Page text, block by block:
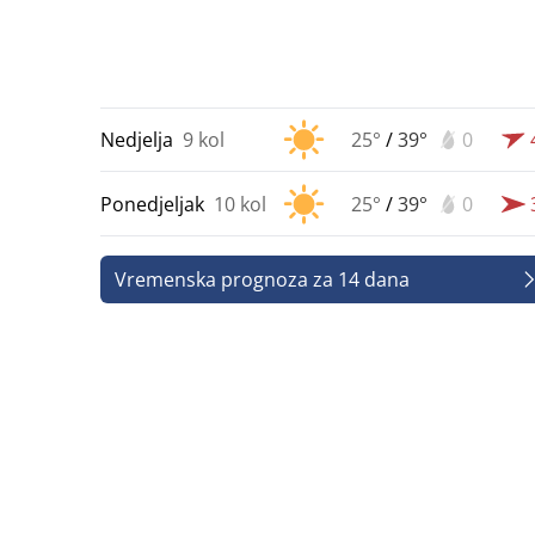
Nedjelja 9 kol 25° /39° 0
Ponedjeljak 10 kol 25° /39° 0
Vremenska prognoza za 14 dana